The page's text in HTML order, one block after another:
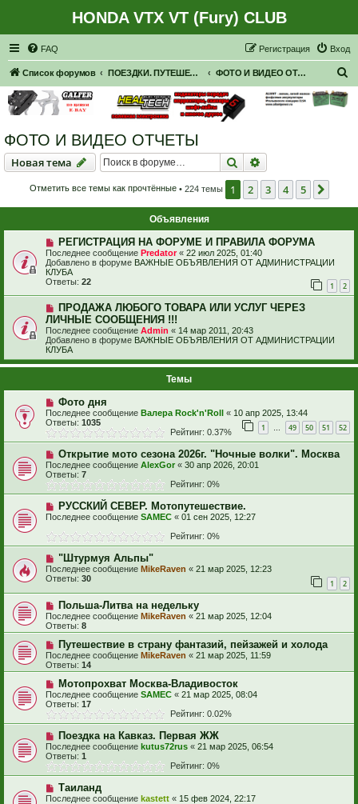
HONDA VTX VT (Fury) CLUB
FAQ Вход
Регистрация
Список форумов ПОЕЗДКИ. ПУТЕШЕСТВИЯ. ПРИГЛАШЕНИЯ В ПУТЕШЕСТВИЯ. ФОТО И ВИДЕО ОТЧЕТЫ
ФОТО И ВИДЕО ОТЧЕТЫ
Новая тема
Новаятема Поиск
Отметить все темы как прочтённые• 224 темы 1 2 3 4 5
Объявления
РЕГИСТРАЦИЯ НА ФОРУМЕ И ПРАВИЛА ФОРУМА
Последнее сообщение Predator« 22 июл 2025, 01:40
Добавлено в форуме ВАЖНЫЕ ОБЪЯВЛЕНИЯ ОТ АДМИНИСТРАЦИИ
КЛУБА
Ответы: 22 1 2
ПРОДАЖА ЛЮБОГО ТОВАРА ИЛИ УСЛУГ ЧЕРЕЗ
ЛИЧНЫЕ СООБЩЕНИЯ !!!
Последнее сообщение Admin « 14 мар 2011, 20:43
Добавлено в форуме ВАЖНЫЕ ОБЪЯВЛЕНИЯ ОТ АДМИНИСТРАЦИИ
КЛУБА
Темы
Фото дня
Последнее сообщение Валера Rock'n'Roll « 10 апр 2025, 13:44
Ответы: 1035 1 … 49 50 51 52
Рейтинг: 0.37%
Открытие мото сезона 2026г. "Ночные волки". Москва
Последнее сообщение AlexGor « 30 апр 2026, 20:01
Ответы: 7
Рейтинг: 0%
РУССКИЙ СЕВЕР. Мотопутешествие.
Последнее сообщение SAMEC « 01 сен 2025, 12:27
Рейтинг: 0%
"Штурмуя Альпы"
Последнее сообщение MikeRaven « 21 мар 2025, 12:23
Ответы: 30 1 2
Польша-Литва на недельку
Последнее сообщение MikeRaven « 21 мар 2025, 12:04
Ответы: 8
Путешествие в страну фантазий, пейзажей и холода
Последнее сообщение MikeRaven « 21 мар 2025, 11:59
Ответы: 14
Мотопрохват Москва-Владивосток
Последнее сообщение SAMEC « 21 мар 2025, 08:04
Ответы: 17
Рейтинг: 0.02%
Поездка на Кавказ. Первая ЖЖ
Последнее сообщение kutus72rus « 21 мар 2025, 06:54
Ответы: 1
Рейтинг: 0%
Таиланд
Последнее сообщение kastett « 15 фев 2024, 22:17